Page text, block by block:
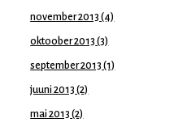
november 2013 (4)
oktoober 2013 (3)
september 2013 (1)
juuni 2013 (2)
mai 2013 (2)